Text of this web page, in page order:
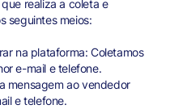
que realiza a coleta e
seguintes meios:
na plataforma: Coletamos
e-mail e telefone.
mensagem ao vendedor
e telefone.